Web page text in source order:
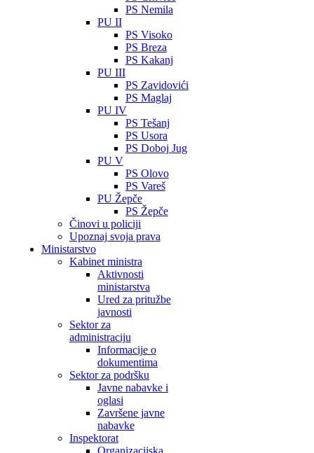
PS Nemila
PU II
PS Visoko
PS Breza
PS Kakanj
PU III
PS Zavidovići
PS Maglaj
PU IV
PS Tešanj
PS Usora
PS Doboj Jug
PU V
PS Olovo
PS Vareš
PU Žepče
PS Žepče
Činovi u policiji
Upoznaj svoja prava
Ministarstvo
Kabinet ministra
Aktivnosti
ministarstva
Ured za pritužbe
javnosti
Sektor za
administraciju
Informacije o
dokumentima
Sektor za podršku
Javne nabavke i
oglasi
Završene javne
nabavke
Inspektorat
Organizacijska